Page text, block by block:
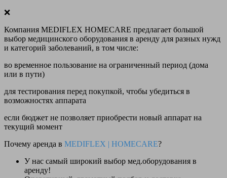
❌
Компания MEDIFLEX HOMECARE предлагает большой
выбор медицинского оборудования в аренду для разных нужд
и категорий заболеваний, в том числе:
во временное пользование на ограниченный период (дома
или в пути)
для тестирования перед покупкой, чтобы убедиться в
возможностях аппарата
если бюджет не позволяет приобрести новый аппарат на
текущий момент
Почему аренда в MEDIFLEX | HOMECARE?
У нас самый широкий выбор мед.оборудования в
аренду!